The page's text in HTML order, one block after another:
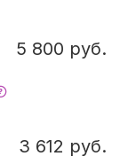
5 800 руб.
3 612 руб.